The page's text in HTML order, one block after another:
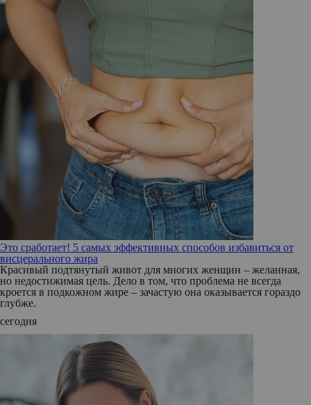
Это сработает! 5 самых эффективных способов избавиться от
висцерального жира
Красивый подтянутый живот для многих женщин – желанная,
но недостижимая цель. Дело в том, что проблема не всегда
кроется в подкожном жире – зачастую она оказывается гораздо
глубже.
сегодня